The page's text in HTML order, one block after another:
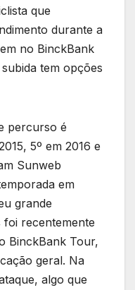
que
durante a
no BinckBank
tem opções
percurso é
5º em 2016 e
Sunweb
em
grande
recentemente
BinckBank Tour,
geral. Na
algo que